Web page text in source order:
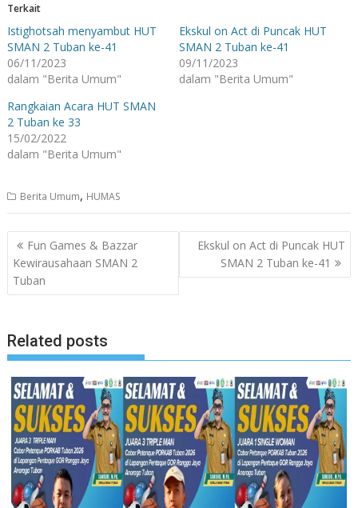
Terkait
Istighotsah menyambut HUT
SMAN 2 Tuban ke-41
06/11/2023
dalam "Berita Umum"
Ekskul on Act di Puncak HUT
SMAN 2 Tuban ke-41
09/11/2023
dalam "Berita Umum"
Rangkaian Acara HUT SMAN
2 Tuban ke 33
15/02/2022
dalam "Berita Umum"
Berita Umum, HUMAS
Navigasi
pos
Fun Games & Bazzar
Kewirausahaan SMAN 2
Tuban
Ekskul on Act di Puncak HUT
SMAN 2 Tuban ke-41
Related posts